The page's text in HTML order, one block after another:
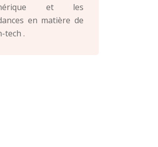
et les
en matière de
tech .